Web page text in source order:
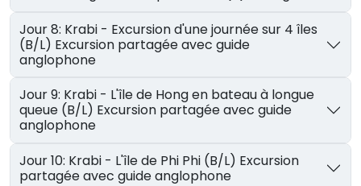
Jour 8: Krabi - Excursion d'une journée sur 4 îles
(B/L) Excursion partagée avec guide
anglophone
Jour 9: Krabi - L'île de Hong en bateau à longue
queue (B/L) Excursion partagée avec guide
anglophone
Jour 10: Krabi - L'île de Phi Phi (B/L) Excursion
partagée avec guide anglophone